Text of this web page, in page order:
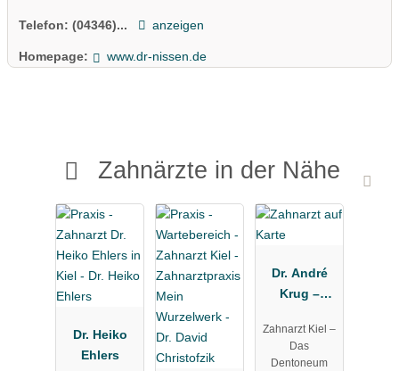
Telefon: (04346)... anzeigen
Homepage: www.dr-nissen.de
Zahnärzte in der Nähe
Dr. Heiko
Ehlers
Dr. André
Krug –
Zahnarzt Kiel –
Das
Dentoneum